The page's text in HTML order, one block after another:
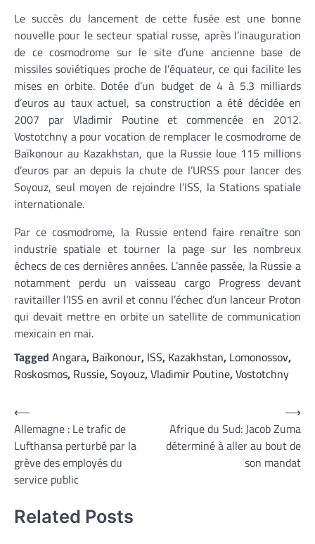
Le succès du lancement de cette fusée est une bonne
nouvelle pour le secteur spatial russe, après l’inauguration
de ce cosmodrome sur le site d’une ancienne base de
missiles soviétiques proche de l’équateur, ce qui facilite les
mises en orbite. Dotée d’un budget de 4 à 5.3 milliards
d’euros au taux actuel, sa construction a été décidée en
2007 par Vladimir Poutine et commencée en 2012.
Vostotchny a pour vocation de remplacer le cosmodrome de
Baïkonour au Kazakhstan, que la Russie loue 115 millions
d’euros par an depuis la chute de l’URSS pour lancer des
Soyouz, seul moyen de rejoindre l’ISS, la Stations spatiale
internationale.
Par ce cosmodrome, la Russie entend faire renaître son
industrie spatiale et tourner la page sur les nombreux
échecs de ces dernières années. L’année passée, la Russie a
notamment perdu un vaisseau cargo Progress devant
ravitailler l’ISS en avril et connu l’échec d’un lanceur Proton
qui devait mettre en orbite un satellite de communication
mexicain en mai.
Tagged Angara, Baïkonour, ISS, Kazakhstan, Lomonossov,
Roskosmos, Russie,Soyouz,Vladimir Poutine,Vostotchny
Navigation
de
l’article
⟵
Allemagne : Le trafic de
Lufthansa perturbé par la
grève des employés du
service public
Afrique du Sud: Jacob Zuma
déterminé à aller au bout de
son mandat
⟶
Related Posts